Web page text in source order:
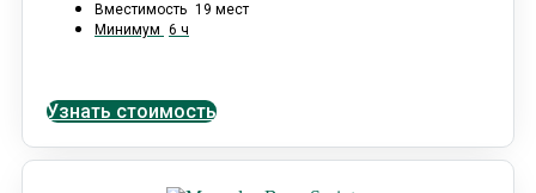
Вместимость 19 мест
Минимум 6 ч
Узнать стоимость